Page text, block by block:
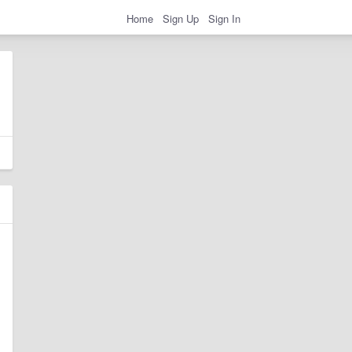
Home Sign Up Sign In